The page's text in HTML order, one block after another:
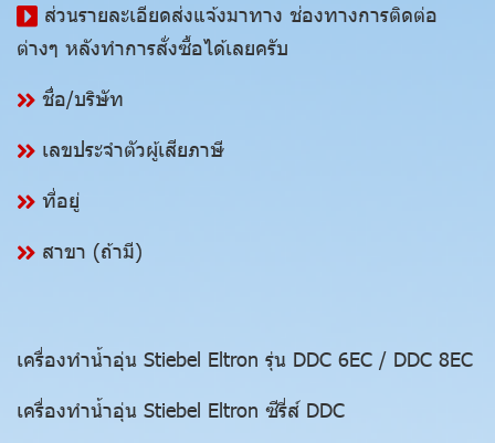
ส่วนรายละเอียดส่งแจ้งมาทาง ช่องทางการติดต่อ
ต่างๆ หลังทำการสั่งซื้อได้เลยครับ
ชื่อ/บริษัท
เลขประจำตัวผู้เสียภาษี
ที่อยู่
สาขา (ถ้ามี)
เครื่องทำน้ำอุ่น Stiebel Eltron รุ่น DDC 6EC / DDC 8EC
เครื่องทำน้ำอุ่น Stiebel Eltron ซีรี่ส์ DDC